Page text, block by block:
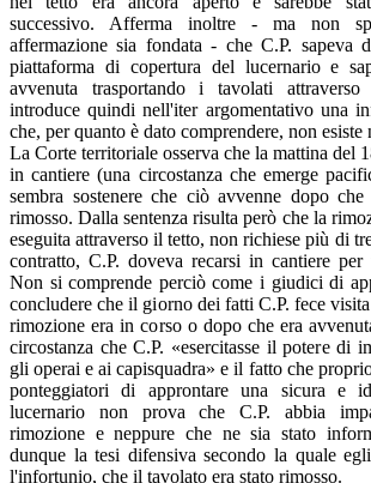
successivo. Afferma inoltre - ma non
affermazione sia fondata - che C.P. sapeva
piattaforma di copertura del lucernario e
avvenuta trasportando i tavolati
introduce quindi nell'iter argomentativo una
che, per quanto è dato comprendere, non esiste
La Corte territoriale osserva che la mattina del
in cantiere (una circostanza che emerge
sembra sostenere che ciò avvenne dopo
rimosso. Dalla sentenza risulta però che la
eseguita attraverso il tetto, non richiese più di
contratto, C.P. doveva recarsi in cantiere
Non si comprende perciò come i giudici di
concludere che il giorno dei fatti C.P. fece
rimozione era in corso o dopo che era
circostanza che C.P. «esercitasse il potere di
gli operai e ai capisquadra» e il fatto che
ponteggiatori di approntare una sicura e
lucernario non prova che C.P. abbia
rimozione e neppure che ne sia stato
dunque la tesi difensiva secondo la quale
l'infortunio, che il tavolato era stato rimosso.